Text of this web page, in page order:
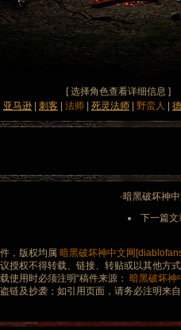
[ 选择角色查看详细信息 ]
亚马逊
刺客 法师 死灵法师 野蛮人
·暗黑破坏神
下一篇
，版权均属暗黑破坏神中文网
授权不得转载、链接、转贴或以其他方
使用时必须注明“稿件来源： 暗黑破坏神
链及抄袭；如引用页面，请务必注明来